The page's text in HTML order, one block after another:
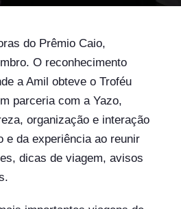
do Prêmio Caio,
O reconhecimento
a Amil obteve o Troféu
parceria com a Yazo,
organização e interação
e da experiência ao reunir
dicas de viagem, avisos